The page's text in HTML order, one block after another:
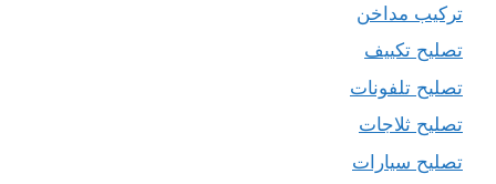
تركيب مداخن
تصليح تكييف
تصليح تلفونات
تصليح ثلاجات
تصليح سيارات